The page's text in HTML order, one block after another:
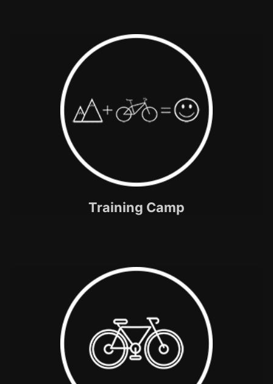
Training Camp